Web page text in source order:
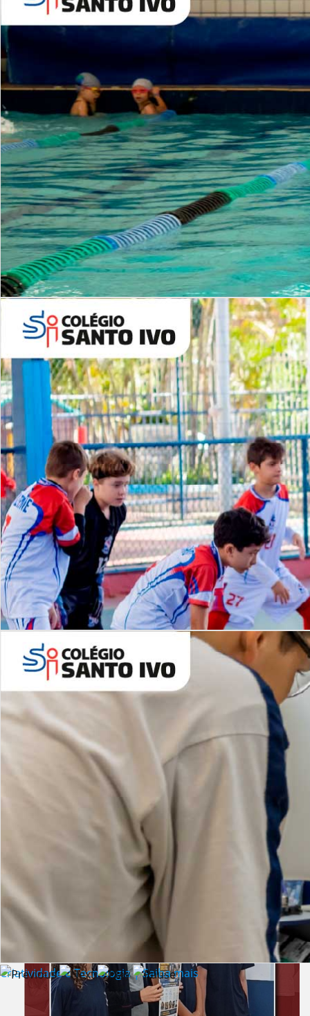
Período Integral | Saiba mais
Desafios | Saiba mais
Criatividade e Tecnologia | Saiba mais
ALUNOS NOVOS
Entre em Contato
INSTITUCIONAL
Lista de vídeos
NOSSOCANAL